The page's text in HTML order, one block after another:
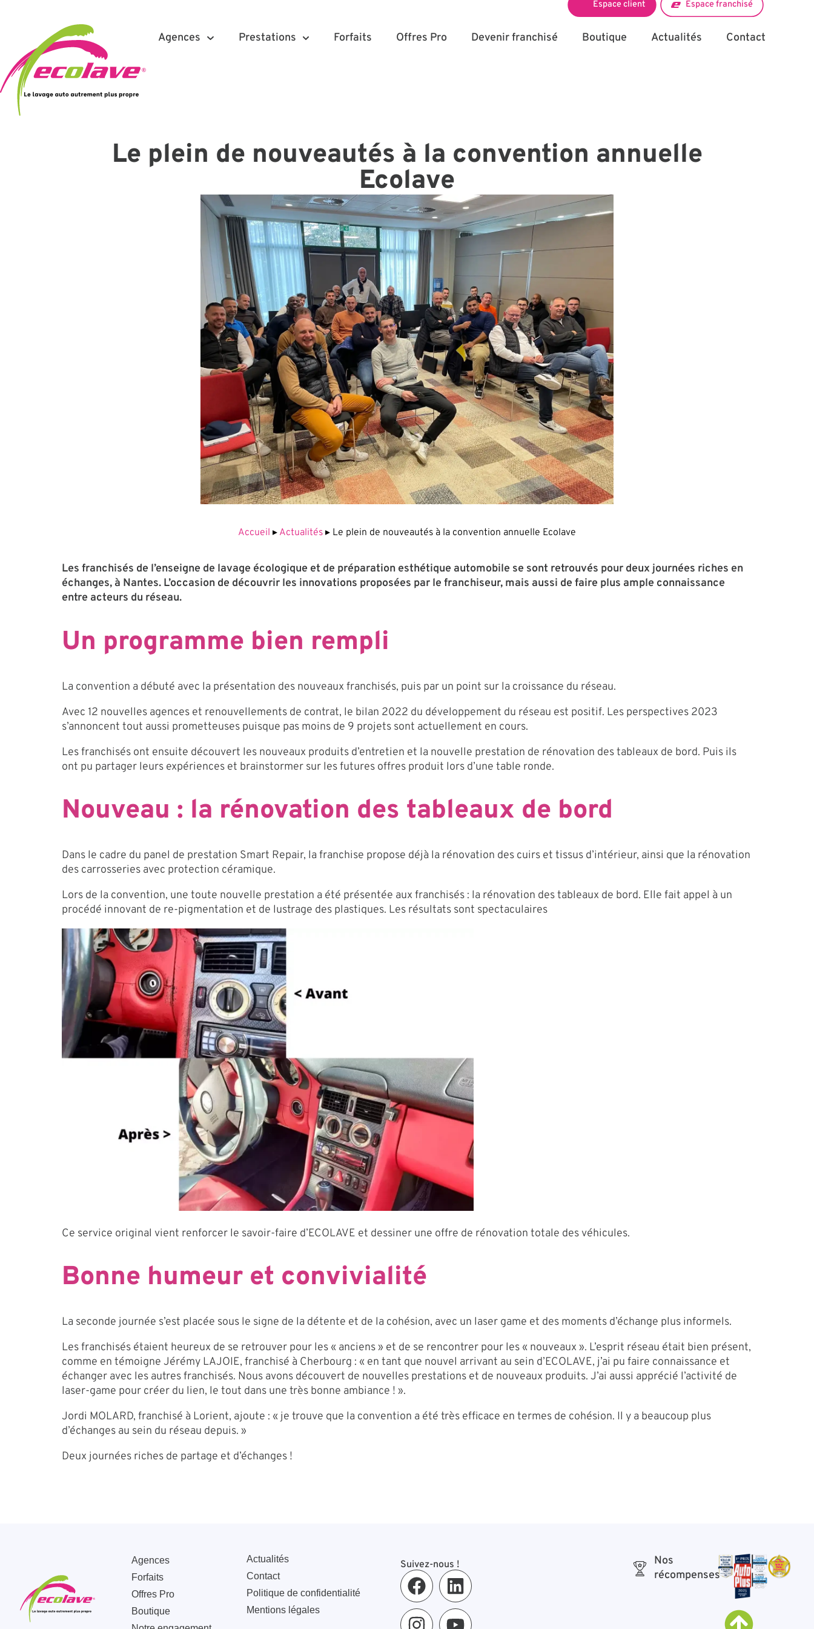
Agences Prestations Forfaits Offres Pro Devenir franchisé Boutique Actualités Contact
Espace client Espace franchisé
Le plein de nouveautés à la convention annuelle
Ecolave
Accueil ▸ Actualités ▸ Le plein de nouveautés à la convention annuelle Ecolave
Les franchisés de l’enseigne de lavage écologique et de préparation esthétique automobile se sont retrouvés pour deux journées riches en
échanges, à Nantes. L’occasion de découvrir les innovations proposées par le franchiseur, mais aussi de faire plus ample connaissance
entre acteurs du réseau.
Un programme bien rempli
La convention a débuté avec la présentation des nouveaux franchisés, puis par un point sur la croissance du réseau.
Avec 12 nouvelles agences et renouvellements de contrat, le bilan 2022 du développement du réseau est positif. Les perspectives 2023
s’annoncent tout aussi prometteuses puisque pas moins de 9 projets sont actuellement en cours.
Les franchisés ont ensuite découvert les nouveaux produits d’entretien et la nouvelle prestation de rénovation des tableaux de bord. Puis ils
ont pu partager leurs expériences et brainstormer sur les futures offres produit lors d’une table ronde.
Nouveau : la rénovation des tableaux de bord
Dans le cadre du panel de prestation Smart Repair, la franchise propose déjà la rénovation des cuirs et tissus d’intérieur, ainsi que la rénovation
des carrosseries avec protection céramique.
Lors de la convention, une toute nouvelle prestation a été présentée aux franchisés : la rénovation des tableaux de bord. Elle fait appel à un
procédé innovant de re-pigmentation et de lustrage des plastiques. Les résultats sont spectaculaires
Ce service original vient renforcer le savoir-faire d’ECOLAVE et dessiner une offre de rénovation totale des véhicules.
Bonne humeur et convivialité
La seconde journée s’est placée sous le signe de la détente et de la cohésion, avec un laser game et des moments d’échange plus informels.
Les franchisés étaient heureux de se retrouver pour les « anciens » et de se rencontrer pour les « nouveaux ». L’esprit réseau était bien présent,
comme en témoigne Jérémy LAJOIE, franchisé à Cherbourg : « en tant que nouvel arrivant au sein d’ECOLAVE, j’ai pu faire connaissance et
échanger avec les autres franchisés. Nous avons découvert de nouvelles prestations et de nouveaux produits. J’ai aussi apprécié l’activité de
laser-game pour créer du lien, le tout dans une très bonne ambiance ! ».
Jordi MOLARD, franchisé à Lorient, ajoute : « je trouve que la convention a été très efficace en termes de cohésion. Il y a beaucoup plus
d’échanges au sein du réseau depuis. »
Deux journées riches de partage et d’échanges !
Agences
Forfaits
Offres Pro
Boutique
Actualités
Contact
Politique de confidentialité
Mentions légales
Suivez-nous !
Nos
récompenses